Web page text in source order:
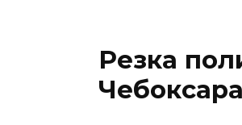
Резка